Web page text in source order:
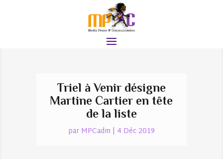
Triel à Venir désigne
Martine Cartier en tête
de la liste
par MPCadm | 4 Déc 2019